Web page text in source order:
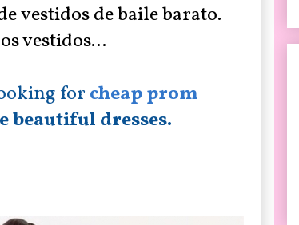
vestidos de baile barato.
vestidos...
for cheap prom
beautiful dresses.